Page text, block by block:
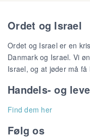
Ordet og Israel
Ordet og Israel er en
Danmark og Israel. Vi
Israel, og at jøder må få
Handels- og
Find dem her
Følg os